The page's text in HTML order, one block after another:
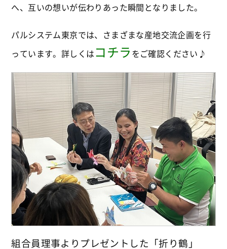
へ、互いの想いが伝わりあった瞬間となりました。
パルシステム東京では、さまざまな産地交流企画を行
っています。詳しくはコチラ をご確認ください♪
組合員理事よりプレゼントした「折り鶴」